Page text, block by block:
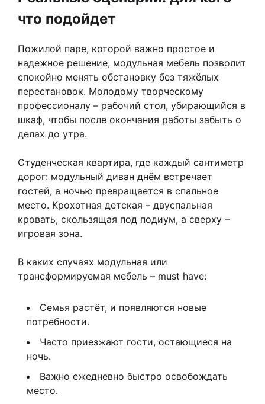
что подойдет
Пожилой паре, которой важно простое и
надежное решение, модульная мебель позволит
спокойно менять обстановку без тяжёлых
перестановок. Молодому творческому
профессионалу – рабочий стол, убирающийся в
шкаф, чтобы после окончания работы забыть о
делах до утра.
Студенческая квартира, где каждый сантиметр
дорог: модульный диван днём встречает
гостей, а ночью превращается в спальное
место. Крохотная детская – двуспальная
кровать, скользящая под подиум, а сверху –
игровая зона.
В каких случаях модульная или
трансформируемая мебель – must have:
Семья растёт, и появляются новые
потребности.
Часто приезжают гости, остающиеся на
ночь.
Важно ежедневно быстро освобождать
место.